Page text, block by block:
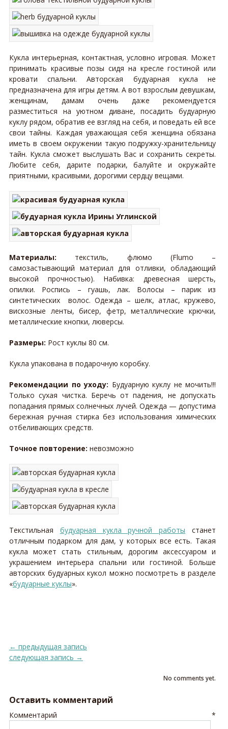
Кукла интерьерная, контактная, условно игровая. Может
принимать красивые позы сидя на кресле гостиной или
кровати спальни. Авторская будуарная кукла не
предназначена для игры детям. А вот взрослым девушкам,
женщинам, дамам очень даже рекомендуется
разместиться на уютном диване, посадить будуарную
куклу рядом, обратив ее взгляд на себя, и поведать ей все
свои тайны. Каждая уважающая себя женщина обязана
иметь в своем окружении такую подружку-хранительницу
тайн. Кукла сможет выслушать Вас и сохранить секреты.
Любите себя, дарите подарки, балуйте и окружайте
приятными, красивыми, дорогими сердцу вещами.
Материалы: текстиль, флюмо (Flumo –
самозастывающий материал для отливки, обладающий
высокой прочностью). Набивка: древесная шерсть,
опилки. Роспись – гуашь, лак. Волосы – парик из
синтетических волос. Одежда – шелк, атлас, кружево,
вискозные ленты, бисер, фетр, металлические крючки,
металлические кнопки, люверсы.
Размеры: Рост куклы 80 см.
Кукла упакована в подарочную коробку.
Рекомендации по уходу: Будуарную куклу не мочить!!!
Только сухая чистка. Беречь от падения, не допускать
попадания прямых солнечных лучей. Одежда — допустима
бережная ручная стирка без использования химических
отбеливающих средств.
Точное повторение: невозможно
Текстильная будуарная кукла ручной работы станет
отличным подарком для дам, у которых все есть. Такая
кукла может стать стильным, дорогим аксессуаром и
украшением интерьера спальни или гостиной. Больше
авторских будуарных кукол можно посмотреть в разделе
«будуарные куклы».
← предыдущая запись
следующая запись →
No comments yet.
Оставить комментарий
Комментарий*